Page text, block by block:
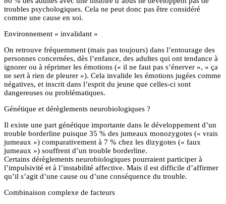
troubles psychologiques. Cela ne peut donc pas être considéré
comme une cause en soi.
Environnement « invalidant »
On retrouve fréquemment (mais pas toujours) dans l’entourage des
personnes concernées, dès l’enfance, des adultes qui ont tendance à
ignorer ou à réprimer les émotions (« il ne faut pas s’énerver », « ça
ne sert à rien de pleurer »). Cela invalide les émotions jugées comme
négatives, et inscrit dans l’esprit du jeune que celles-ci sont
dangereuses ou problématiques.
Génétique et dérèglements neurobiologiques ?
Il existe une part génétique importante dans le développement d’un
trouble borderline puisque 35 % des jumeaux monozygotes (« vrais
jumeaux ») comparativement à 7 % chez les dizygotes (« faux
jumeaux ») souffrent d’un trouble borderline.
Certains dérèglements neurobiologiques pourraient participer à
l’impulsivité et à l’instabilité affective. Mais il est difficile d’affirmer
qu’il s’agit d’une cause ou d’une conséquence du trouble.
Combinaison complexe de facteurs